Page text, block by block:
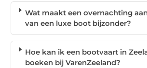
Wat maakt een overnachting
van een luxe boot bijzonder?
Hoe kan ik een bootvaart in
boeken bij VarenZeeland?